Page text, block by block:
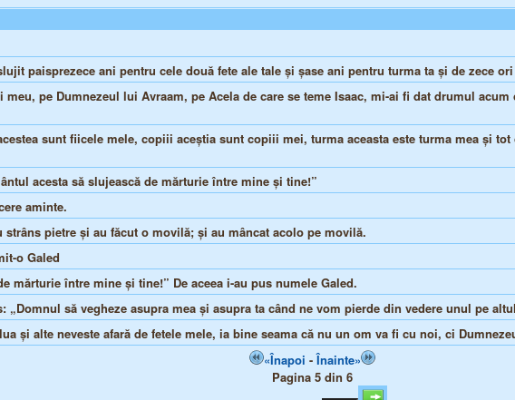
paisprezece ani pentru cele două fete ale tale şi şase ani pentru turma ta şi de zece
pe Dumnezeul lui Avraam, pe Acela de care se teme Isaac, mi-ai fi dat drumul
sunt fiicele mele, copiii aceştia sunt copiii mei, turma aceasta este turma mea şi
acesta să slujească de mărturie între mine şi tine!”
aminte.
pietre şi au făcut o movilă; şi au mâncat acolo pe movilă.
o Galed
mărturie între mine şi tine!” De aceea i-au pus numele Galed.
„Domnul să vegheze asupra mea şi asupra ta când ne vom pierde din vedere unul pe
şi alte neveste afară de fetele mele, ia bine seama că nu un om va fi cu noi, ci
«Înapoi -Înainte»
Pagina 5 din 6